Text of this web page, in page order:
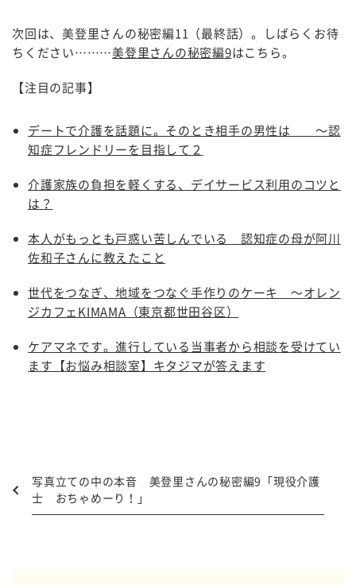
次回は、美登里さんの秘密編11（最終話）。しばらくお待
ちください………美登里さんの秘密編9はこちら。
【注目の記事】
デートで介護を話題に。そのとき相手の男性は ～認
知症フレンドリーを目指して２
介護家族の負担を軽くする、デイサービス利用のコツと
は？
本人がもっとも戸惑い苦しんでいる 認知症の母が阿川
佐和子さんに教えたこと
世代をつなぎ、地域をつなぐ手作りのケーキ ～オレン
ジカフェKIMAMA（東京都世田谷区）
ケアマネです。進行している当事者から相談を受けてい
ます【お悩み相談室】キタジマが答えます
写真立ての中の本音 美登里さんの秘密編9「現役介護
士 おちゃめーり！」